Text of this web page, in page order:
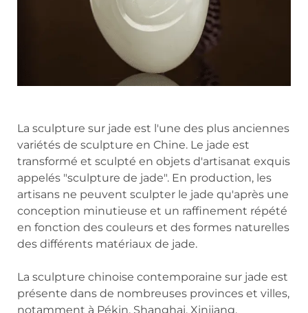
La sculpture sur jade est l'une des plus anciennes
variétés de sculpture en Chine. Le jade est
transformé et sculpté en objets d'artisanat exquis
appelés "sculpture de jade". En production, les
artisans ne peuvent sculpter le jade qu'après une
conception minutieuse et un raffinement répété
en fonction des couleurs et des formes naturelles
des différents matériaux de jade.
La sculpture chinoise contemporaine sur jade est
présente dans de nombreuses provinces et villes,
notamment à Pékin, Shanghai, Xinjiang,